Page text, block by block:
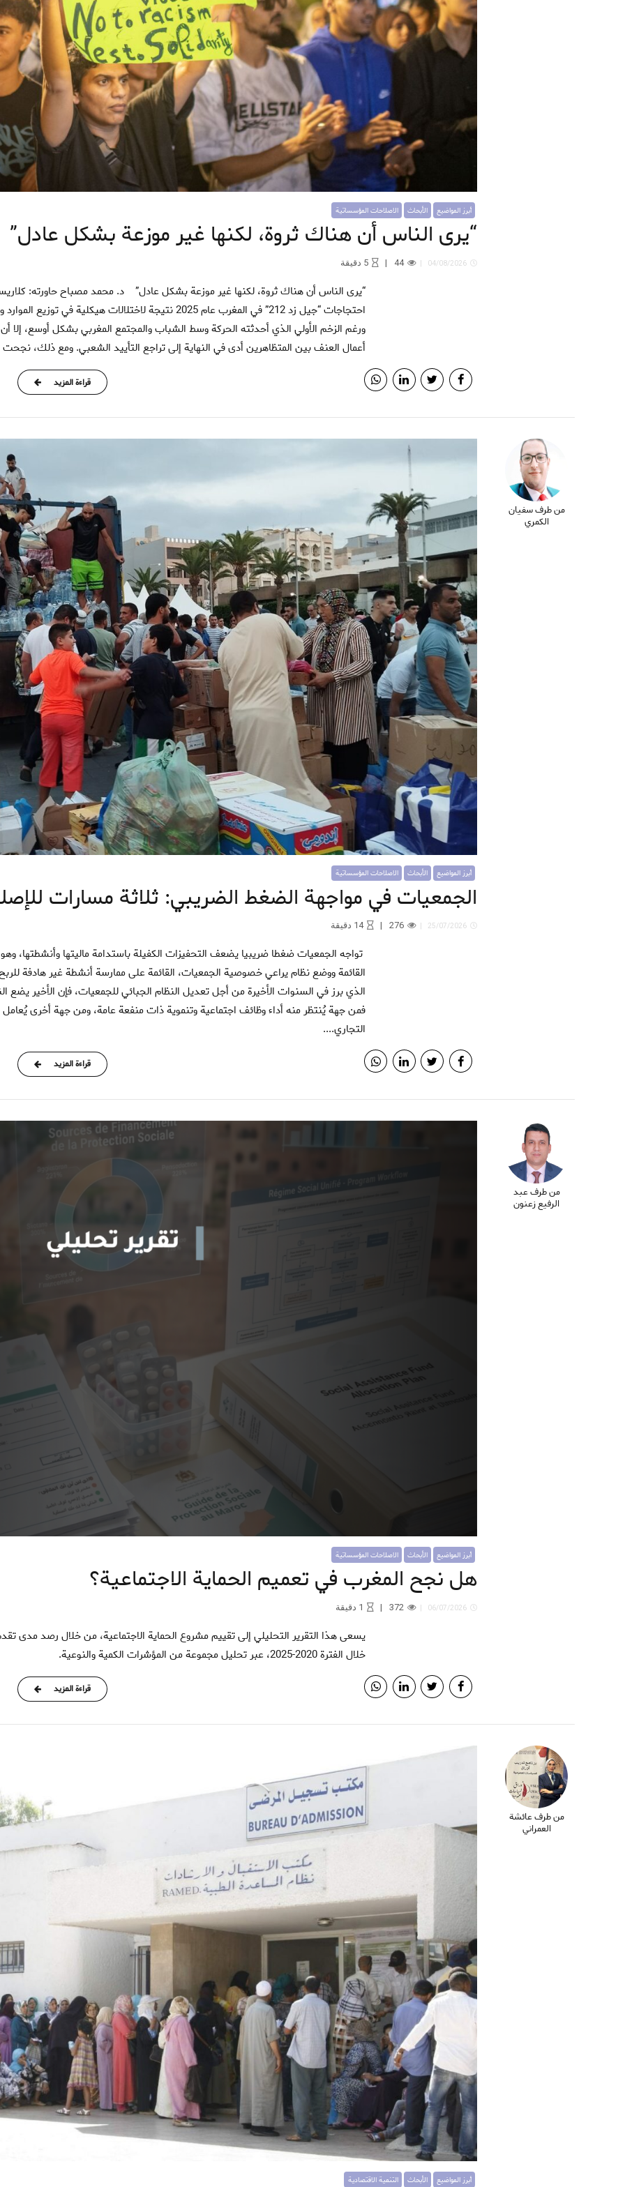
التنمية الاقتصادية
الاقتصاد غير المهيكل يتحدى برنامج
الحماية الاجتماعية
أبرز المواضيع الأبحاث الاصلاحات المؤسساتية
صدور الكتاب الأول من سلسلة “دفاتر
السياسات العمومية”
أبرز المواضيع الأبحاث الاصلاحات المؤسساتية
“يرى الناس أن هناك ثروة، لكنها غير موزعة بشكل عادل”
04/08/2026
44
5 دقيقة
“يرى الناس أن هناك ثروة، لكنها غير موزعة بشكل عادل” د. محمد مصباح حاورته: كلاريسا كراوس تقديم للمقابلة: اندلعت
احتجاجات “جيل زد 212” في المغرب عام 2025 نتيجة لاختلالات
ورغم الزخم الأولي الذي أحدثته الحركة وسط الشباب والمجتمع المغربي بشكل أوسع، إلا
أعمال العنف بين المتظاهرين أدى في النهاية إلى تراجع التأييد الشعبي. ومع ذلك، نجحت
قراءة المزيد
من طرف سفيان
الكمري
أبرز المواضيع الأبحاث الاصلاحات المؤسساتية
الجمعيات في مواجهة الضغط الضريبي: ثلاثة مسارات
25/07/2026
276
14 دقيقة
تواجه الجمعيات ضغطا ضريبيا يضعف التحفيزات الكفيلة باستدامة ماليتها وأنشطتها، وهو ما يقتضي مراجعة السياسة الضريبية
الذي برز في السنوات الأخيرة من أجل تعديل النظام الجبائي للجمعيات، فإن الأخير
فمن جهة يُنتظر منه أداء وظائف اجتماعية وتنموية ذات منفعة عامة، ومن جهة أخرى يُعامل
التجاري....
قراءة المزيد
من طرف عبد
الرفيع زعنون
أبرز المواضيع الأبحاث الاصلاحات المؤسساتية
هل نجح المغرب في تعميم الحماية الاجتماعية؟
06/07/2026
372
1 دقيقة
يسعى هذا التقرير التحليلي إلى تقييم مشروع الحماية الاجتماعية، من خلال رصد مدى تقدم الإصلاحات التي أطلقها المغرب
خلال الفترة 2020-2025، عبر تحليل مجموعة من المؤشرات الكمية والنوعية.
قراءة المزيد
من طرف عائشة
العمراني
أبرز المواضيع الأبحاث التنمية الاقتصادية